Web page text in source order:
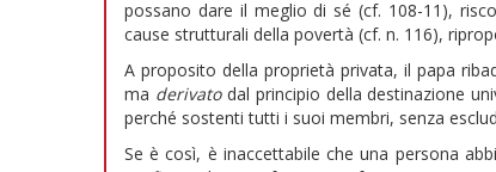
possano dare il meglio di sé (cf. 108-11),
cause strutturali della povertà (cf. n. 116),
A proposito della proprietà privata, il papa
ma derivatodal principio della destinazione
perché sostenti tutti i suoi membri, senza
Se è così, è inaccettabile che una persona